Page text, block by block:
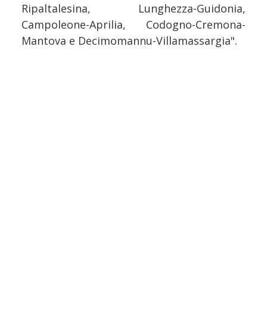
Ripaltalesina, Lunghezza-Guidonia,
Campoleone-Aprilia, Codogno-Cremona-
Mantova e Decimomannu-Villamassargia".